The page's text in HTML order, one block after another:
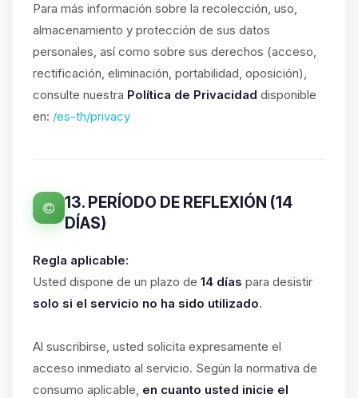
Para más información sobre la recolección, uso,
almacenamiento y protección de sus datos
personales, así como sobre sus derechos (acceso,
rectificación, eliminación, portabilidad, oposición),
consulte nuestra Política de Privacidad disponible
en: /es-th/privacy
13. PERÍODO DE REFLEXIÓN (14
DÍAS)
Regla aplicable:
Usted dispone de un plazo de 14 días para desistir
solo si el servicio no ha sido utilizado.
Al suscribirse, usted solicita expresamente el
acceso inmediato al servicio. Según la normativa de
consumo aplicable, en cuanto usted inicie el